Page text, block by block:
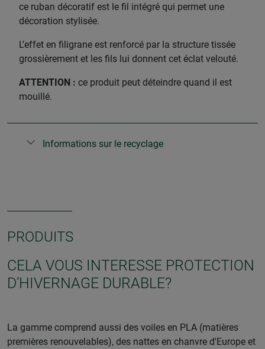
ce ruban décoratif est le fil intégré qui permet une
décoration stylisée.
L’effet en filigrane est renforcé par la structure tissée
grossièrement et les fils lui donnent cet éclat velouté.
ATTENTION : ce produit peut déteindre quand il est
mouillé.
Informations sur le recyclage
PRODUITS
CELA VOUS INTERESSE PROTECTION
D’HIVERNAGE DURABLE?
La gamme comprend aussi des voiles en PLA (matières
premières renouvelables), des nattes en chanvre d'Europe et